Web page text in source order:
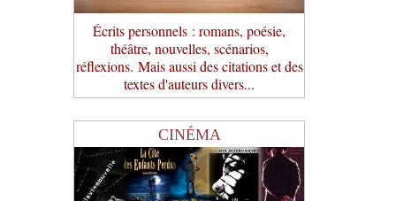
Écrits personnels : romans, poésie,
théâtre, nouvelles, scénarios,
réflexions. Mais aussi des citations et des
textes d'auteurs divers...
CINÉMA